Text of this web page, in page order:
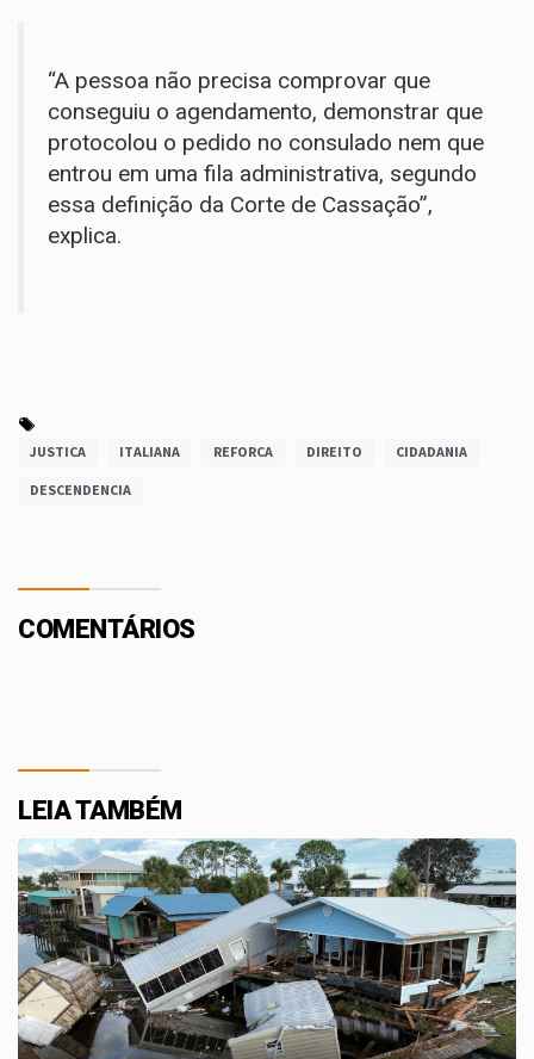
“A pessoa não precisa comprovar que
conseguiu o agendamento, demonstrar que
protocolou o pedido no consulado nem que
entrou em uma fila administrativa, segundo
essa definição da Corte de Cassação”,
explica.
JUSTICA ITALIANA REFORCA DIREITO CIDADANIA
DESCENDENCIA
COMENTÁRIOS
LEIA TAMBÉM